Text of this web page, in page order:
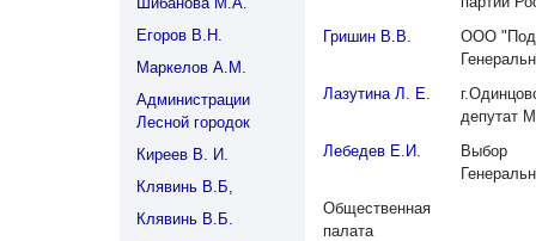
Егоров В.Н.
Маркелов А.М.
Администрации
Лесной городок
Киреев В. И.
Клявинь В.Б,
Клявинь В.Б.
Гришин В.В.
ООО
Лазутина Л. Е.
депутат
Лебедев Е.И.
Выбор
Общественная
палата